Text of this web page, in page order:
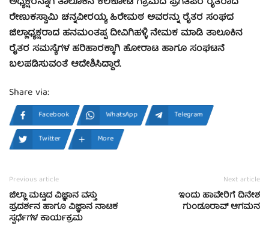
ರೇಣುಕಸ್ವಾಮಿ ಚನ್ನವೀರಯ್ಯ ಹಿರೇಮಠ ಅವರನ್ನು ರೈತರ ಸಂಘದ
ಜಿಲ್ಲಾಧ್ಯಕ್ಷರಾದ ಹನಮಂತಪ್ಪ ದೀವಿಗಿಹಳ್ಳಿ ನೇಮಕ ಮಾಡಿ ತಾಲೂಕಿನ
ರೈತರ ಸಮಸ್ಯೆಗಳ ಹರಿಹಾರಕ್ಕಾಗಿ ಹೋರಾಟ ಹಾಗೂ ಸಂಘಟನೆ
ಬಲಪಡಿಸುವಂತೆ ಆದೇಶಿಸಿದ್ದಾರೆ.
Share via:
Facebook WhatsApp
Telegram
Twitter
More
Previous article
ಜಿಲ್ಲಾ ಮಟ್ಟದ ವಿಜ್ಞಾನ ವಸ್ತು
ಪ್ರದರ್ಶನ ಹಾಗೂ ವಿಜ್ಞಾನ ನಾಟಕ
ಸ್ಪರ್ಧೆಗಳ ಕಾರ್ಯಕ್ರಮ
Next article
ಇಂದು ಹಾವೇರಿಗೆ ದಿನೇಶ
ಗುಂಡೂರಾವ್ ಆಗಮನ